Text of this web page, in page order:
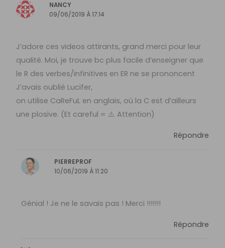
NANCY
09/06/2019 À 17:14
J’adore ces videos attirants, grand merci pour leur
qualité. Moi, je trouve bc plus facile d‘enseigner que
le R des verbes/infinitives en ER ne se prononcent
J’avais oublié Lucifer,
on utilise CaReFuL en anglais, où la C est d’ailleurs
une plosive. (Et careful = ⚠️ Attention)
Répondre
PIERREPROF
10/06/2019 À 11:20
Génial ! Je ne le savais pas ! Merci !!!!!!!
Répondre